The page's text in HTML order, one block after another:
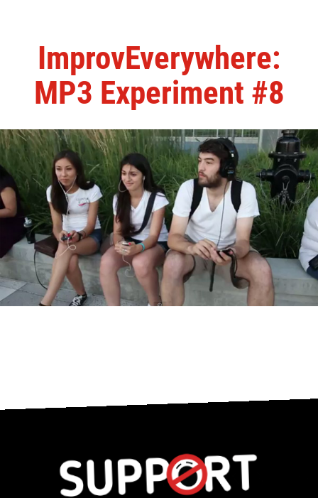
ImprovEverywhere:
MP3 Experiment #8